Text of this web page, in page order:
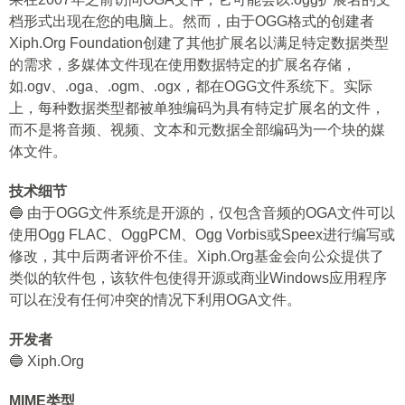
档形式出现在您的电脑上。然而，由于OGG格式的创建者
Xiph.Org Foundation创建了其他扩展名以满足特定数据类型
的需求，多媒体文件现在使用数据特定的扩展名存储，
如.ogv、.oga、.ogm、.ogx，都在OGG文件系统下。实际
上，每种数据类型都被单独编码为具有特定扩展名的文件，
而不是将音频、视频、文本和元数据全部编码为一个块的媒
体文件。
技术细节
🔵 由于OGG文件系统是开源的，仅包含音频的OGA文件可以
使用Ogg FLAC、OggPCM、Ogg Vorbis或Speex进行编写或
修改，其中后两者评价不佳。Xiph.Org基金会向公众提供了
类似的软件包，该软件包使得开源或商业Windows应用程序
可以在没有任何冲突的情况下利用OGA文件。
开发者
🔵 Xiph.Org
MIME类型